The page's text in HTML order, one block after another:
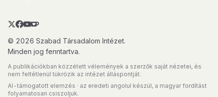
© 2026 Szabad Társadalom Intézet.
Minden jog fenntartva.
A publikációkban közzétett vélemények a szerzők saját nézetei, és
nem feltétlenül tükrözik az intézet álláspontját.
AI-támogatott elemzés · az eredeti angolul készül, a magyar fordítást
folyamatosan csiszoljuk.